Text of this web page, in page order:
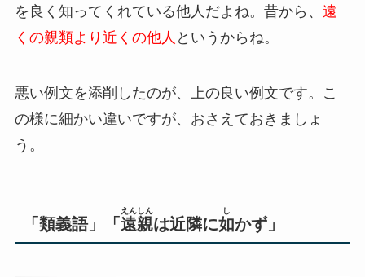
を良く知ってくれている他人だよね。昔から、 遠
くの親類より近くの他人 というからね。
悪い例文を添削したのが、上の良い例文です。こ
の様に細かい違いですが、おさえておきましょ
う。
「類義語」「 遠親
えんしん
は近隣に如
し
かず」